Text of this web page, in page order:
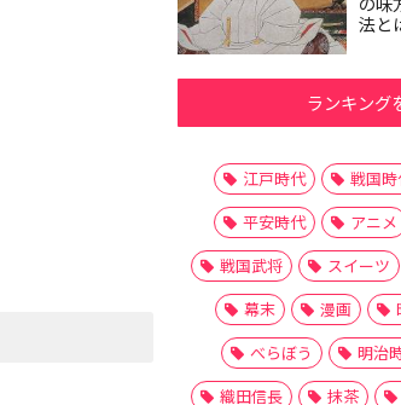
法と
ランキング
江戸時代 戦国時
平安時代
アニメ
戦国武将
スイーツ
幕末
漫画
べらぼう
明治
織田信長
抹茶